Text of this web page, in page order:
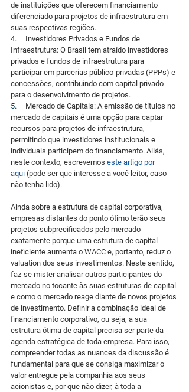
de instituições que oferecem financiamento
diferenciado para projetos de infraestrutura em
suas respectivas regiões.
4. Investidores Privados e Fundos de
Infraestrutura: O Brasil tem atraído investidores
privados e fundos de infraestrutura para
participar em parcerias público-privadas (PPPs) e
concessões, contribuindo com capital privado
para o desenvolvimento de projetos.
5. Mercado de Capitais: A emissão de títulos no
mercado de capitais é uma opção para captar
recursos para projetos de infraestrutura,
permitindo que investidores institucionais e
individuais participem do financiamento. Aliás,
neste contexto, escrevemos este artigo por
aqui (pode ser que interesse a você leitor, caso
não tenha lido).
Ainda sobre a estrutura de capital corporativa,
empresas distantes do ponto ótimo terão seus
projetos subprecificados pelo mercado
exatamente porque uma estrutura de capital
ineficiente aumenta o WACC e, portanto, reduz o
valuation dos seus investimentos. Neste sentido,
faz-se mister analisar outros participantes do
mercado no tocante às suas estruturas de capital
e como o mercado reage diante de novos projetos
de investimento. Definir a combinação ideal de
financiamento corporativo, ou seja, a sua
estrutura ótima de capital precisa ser parte da
agenda estratégica de toda empresa. Para isso,
compreender todas as nuances da discussão é
fundamental para que se consiga maximizar o
valor entregue pela companhia aos seus
acionistas e, por que não dizer, à toda a